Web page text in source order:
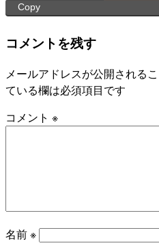
Copy
コメントを残す
メールアドレスが公開される
ている欄は必須項目です
コメント ※
名前※